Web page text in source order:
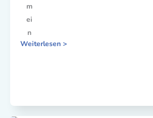
m
ei
n
Weiterlesen >